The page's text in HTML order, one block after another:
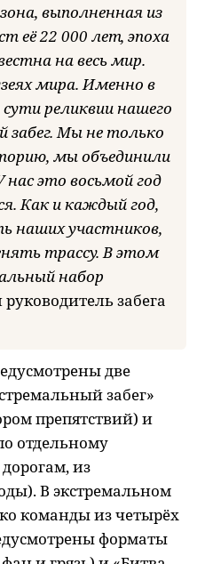
выполненная из
её 22 000 лет, эпоха
на весь мир.
мира. Именно в
реликвии нашего
забег. Мы не только
мы объединили
это восьмой год
Как и каждый год,
наших участников,
трассу. В этом
набор
забега
две
забег»
препятствий) и
отдельному
из
В экстремальном
команды из четырёх
форматы